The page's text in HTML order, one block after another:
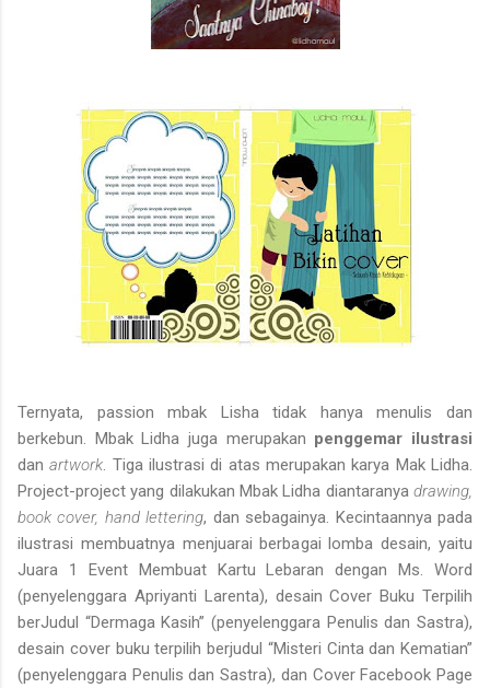
Ternyata, passion mbak Lisha tidak hanya menulis dan
berkebun. Mbak Lidha juga merupakan penggemar ilustrasi
danartwork. Tiga ilustrasi di atas merupakan karya Mak Lidha.
Project-project yang dilakukan Mbak Lidha diantaranya drawing,
book cover, hand lettering, dan sebagainya. Kecintaannya pada
ilustrasi membuatnya menjuarai berbagai lomba desain, yaitu
Juara 1 Event Membuat Kartu Lebaran dengan Ms. Word
(penyelenggara Apriyanti Larenta), desain Cover Buku Terpilih
berJudul “Dermaga Kasih” (penyelenggara Penulis dan Sastra),
desain cover buku terpilih berjudul “Misteri Cinta dan Kematian”
(penyelenggara Penulis dan Sastra), dan Cover Facebook Page